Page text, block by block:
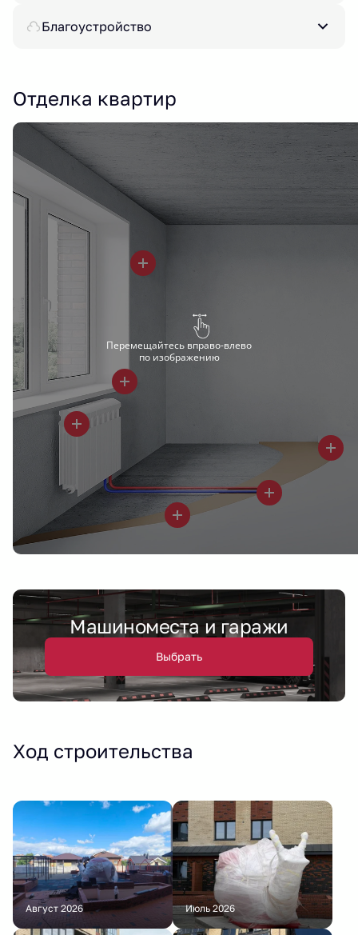
Благоустройство
Отделка квартир
Перемещайтесь вправо-влево
по изображению
Машиноместа и гаражи
Выбрать
Ход строительства
Август 2026 Июль 2026